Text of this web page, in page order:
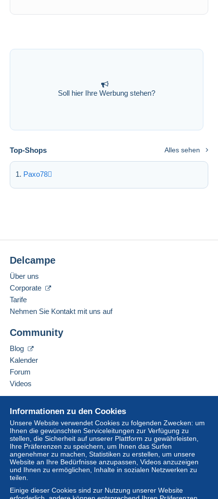
Soll hier Ihre Werbung stehen?
Top-Shops Alles sehen
Paxo78
Informationen zu den Cookies
Unsere Website verwendet Cookies zu folgenden Zwecken: um
Ihnen die gewünschten Serviceleitungen zur Verfügung zu
stellen, die Sicherheit auf unserer Plattform zu gewährleisten,
Ihre Präferenzen zu speichern, um Ihnen das Surfen
angenehmer zu machen, Statistiken zu erstellen, um unsere
Website an Ihre Bedürfnisse anzupassen, Videos anzuzeigen
und Ihnen zu ermöglichen, Inhalte in sozialen Netzwerken zu
teilen.
Einige dieser Cookies sind zur Nutzung unserer Website
Delcampe
Über uns
Corporate
Tarife
Nehmen Sie Kontakt mit uns auf
Community
Blog
Kalender
Forum
Videos
Online-Hilfe
Auf Delcampe kaufen
Auf Delcampe verkaufen
Eine sichere Website